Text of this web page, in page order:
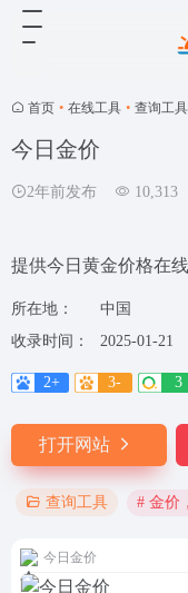
首页 • 在线工具 • 查询工具
今日金价
2年前发布 10,313
提供今日黄金价格在
所在地：
中国
收录时间：
2025-01-21
2+ 3- 3
打开网站
查询工具 # 金价
今日金价